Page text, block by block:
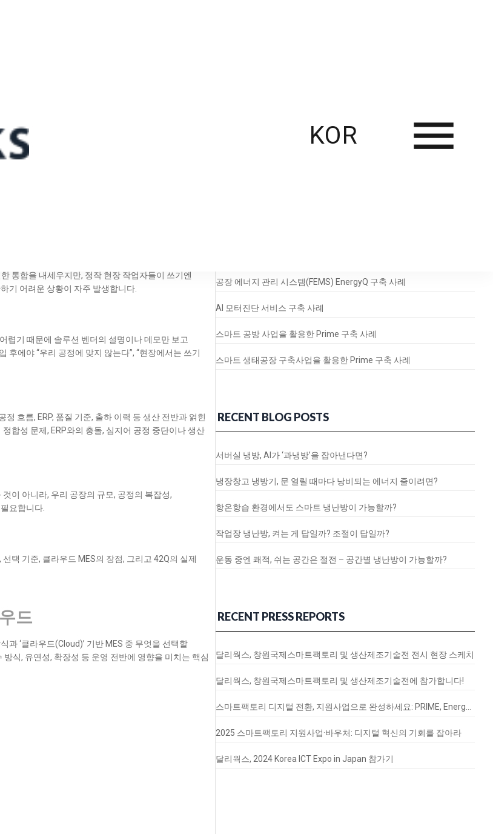
통합을 내세우지만, 정작 현장 작업자들이 쓰기엔
기 어려운 상황이 자주 발생합니다.
렵기 때문에 솔루션 벤더의 설명이나 데모만 보고
에야 “우리 공정에 맞지 않는다”, “현장에서는 쓰기
흐름, ERP, 품질 기준, 출하 이력 등 생산 전반과 얽힌
합성 문제, ERP와의 충돌, 심지어 공정 중단이나 생산
이 아니라, 우리 공장의 규모, 공정의 복잡성,
요합니다.
택 기준, 클라우드 MES의 장점, 그리고 42Q의 실제
드
과 ‘클라우드(Cloud)’ 기반 MES 중 무엇을 선택할
식, 유연성, 확장성 등 운영 전반에 영향을 미치는 핵심
공장 에너지 관리 시스템(FEMS) EnergyQ 구축 사례
AI 모터진단 서비스 구축 사례
스마트 공방 사업을 활용한 Prime 구축 사례
스마트 생태공장 구축사업을 활용한 Prime 구축 사례
RECENT BLOG POSTS
서버실 냉방, AI가 ‘과냉방’을 잡아낸다면?
냉장창고 냉방기, 문 열릴 때마다 낭비되는 에너지 줄이려면?
항온항습 환경에서도 스마트 냉난방이 가능할까?
작업장 냉난방, 켜는 게 답일까? 조절이 답일까?
운동 중엔 쾌적, 쉬는 공간은 절전 – 공간별 냉난방이 가능할까?
RECENT PRESS REPORTS
달리웍스, 창원국제스마트팩토리 및 생산제조기술전 전시 현장 스케치
달리웍스, 창원국제스마트팩토리 및 생산제조기술전에 참가합니다!
2025 스마트팩토리 지원사업·바우처: 디지털 혁신의 기회를 잡아라
달리웍스, 2024 Korea ICT Expo in Japan 참가기
KOR